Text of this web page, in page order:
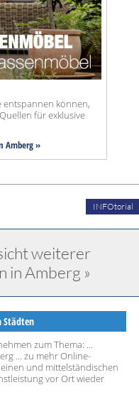
entspannen können,
für exklusive
Amberg »
INFOtorial
weiterer
in Amberg »
Städten
zum Thema: ...
... zu mehr Online-
und mittelständischen
vor Ort wieder